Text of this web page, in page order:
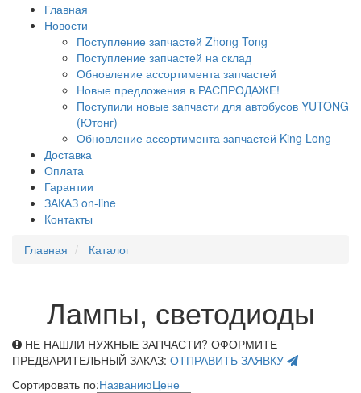
Главная
Новости
Поступление запчастей Zhong Tong
Поступление запчастей на склад
Обновление ассортимента запчастей
Новые предложения в РАСПРОДАЖЕ!
Поступили новые запчасти для автобусов YUTONG
(Ютонг)
Обновление ассортимента запчастей King Long
Доставка
Оплата
Гарантии
ЗАКАЗ on-line
Контакты
Главная
Каталог
Лампы, светодиоды
НЕ НАШЛИ НУЖНЫЕ ЗАПЧАСТИ? ОФОРМИТЕ
ПРЕДВАРИТЕЛЬНЫЙ ЗАКАЗ: ОТПРАВИТЬ ЗАЯВКУ
Сортировать по:НазваниюЦене